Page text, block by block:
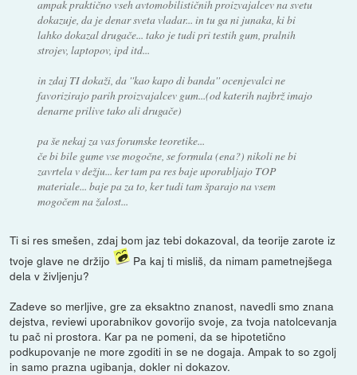
ampak praktično vseh avtomobilističnih proizvajalcev na svetu
dokazuje, da je denar sveta vladar... in tu ga ni junaka, ki bi
lahko dokazal drugače... tako je tudi pri testih gum, pralnih
strojev, laptopov, ipd itd...
in zdaj TI dokaži, da ''kao kapo di banda'' ocenjevalci ne
favorizirajo parih proizvajalcev gum...(od katerih najbrž imajo
denarne prilive tako ali drugače)
pa še nekaj za vas forumske teoretike...
če bi bile gume vse mogočne, se formula (ena?) nikoli ne bi
zavrtela v dežju... ker tam pa res baje uporabljajo TOP
materiale... baje pa za to, ker tudi tam šparajo na vsem
mogočem na žalost...
Ti si res smešen, zdaj bom jaz tebi dokazoval, da teorije zarote iz
tvoje glave ne držijo
Pa kaj ti misliš, da nimam pametnejšega
dela v življenju?
Zadeve so merljive, gre za eksaktno znanost, navedli smo znana
dejstva, reviewi uporabnikov govorijo svoje, za tvoja natolcevanja
tu pač ni prostora. Kar pa ne pomeni, da se hipotetično
podkupovanje ne more zgoditi in se ne dogaja. Ampak to so zgolj
in samo prazna ugibanja, dokler ni dokazov.